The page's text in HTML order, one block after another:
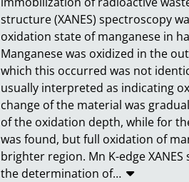
structure (XANES) spectroscopy
oxidation state of manganese in
Manganese was oxidized in the
which this occurred was not
usually interpreted as indicating
change of the material was
of the oxidation depth, while for
was found, but full oxidation of
brighter region. Mn K-edge
the determination of…